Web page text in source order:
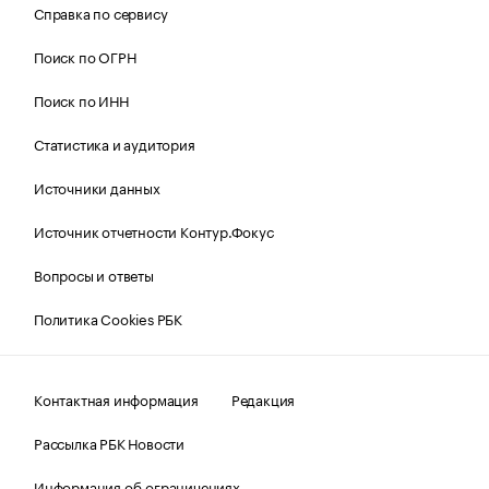
Справка по сервису
Поиск по ОГРН
Поиск по ИНН
Статистика и аудитория
Источники данных
Источник отчетности Контур.Фокус
Вопросы и ответы
Политика Cookies РБК
Контактная информация
Редакция
Рассылка РБК Новости